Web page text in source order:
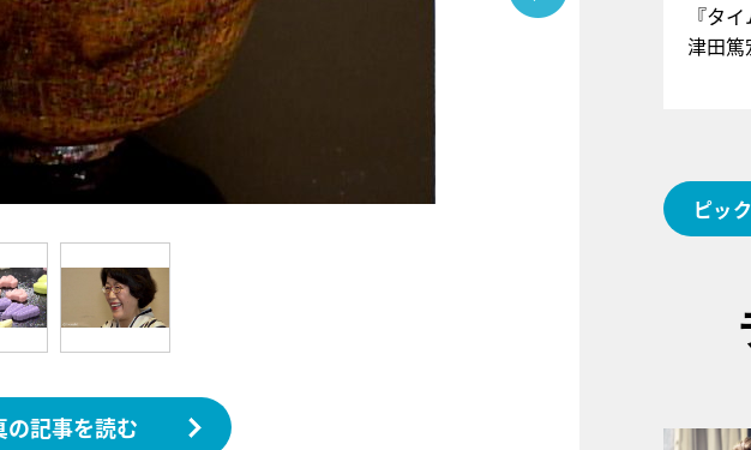
の記事を読む
『アイ＝ラブ！げーみんぐ』＝LOV
E齋藤樹愛羅＆佐々木舞香SPインタ
『タ
津田
ピッ